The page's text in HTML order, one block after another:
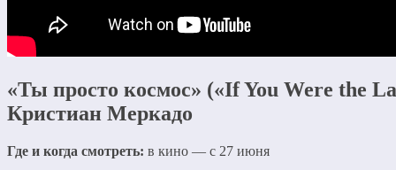
«Ты просто космос» («If You Were the
Кристиан Меркадо
Где и когда смотреть: в кино — с 27 июня